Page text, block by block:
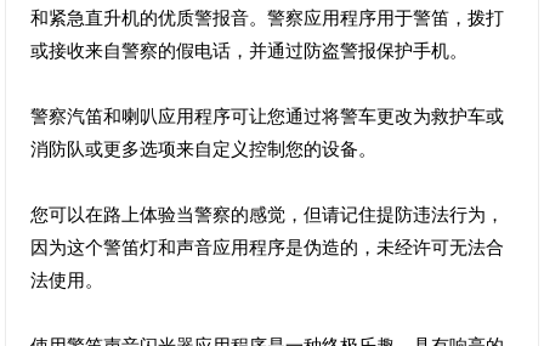
和紧急直升机的优质警报音。警察应用程序用于警笛，拨打
或接收来自警察的假电话，并通过防盗警报保护手机。
警察汽笛和喇叭应用程序可让您通过将警车更改为救护车或
消防队或更多选项来自定义控制您的设备。
您可以在路上体验当警察的感觉，但请记住提防违法行为，
因为这个警笛灯和声音应用程序是伪造的，未经许可无法合
法使用。